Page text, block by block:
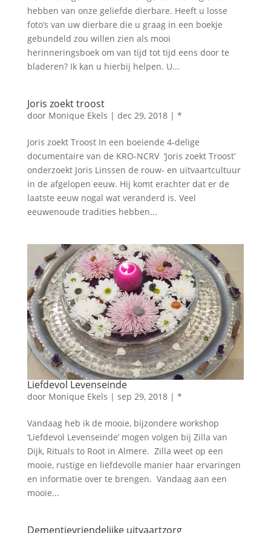
hebben van onze geliefde dierbare. Heeft u losse
foto’s van uw dierbare die u graag in een boekje
gebundeld zou willen zien als mooi
herinneringsboek om van tijd tot tijd eens door te
bladeren? Ik kan u hierbij helpen. U...
Joris zoekt troost
door Monique Ekels | dec 29, 2018| *
Joris zoekt Troost In een boeiende 4-delige
documentaire van de KRO-NCRV ‘Joris zoekt Troost’
onderzoekt Joris Linssen de rouw- en uitvaartcultuur
in de afgelopen eeuw. Hij komt erachter dat er de
laatste eeuw nogal wat veranderd is. Veel
eeuwenoude tradities hebben...
Liefdevol Levenseinde
door Monique Ekels | sep 29, 2018| *
Vandaag heb ik de mooie, bijzondere workshop
‘Liefdevol Levenseinde’ mogen volgen bij Zilla van
Dijk, Rituals to Root in Almere. Zilla weet op een
mooie, rustige en liefdevolle manier haar ervaringen
en informatie over te brengen. Vandaag aan een
mooie...
Dementievriendelijke uitvaartzorg